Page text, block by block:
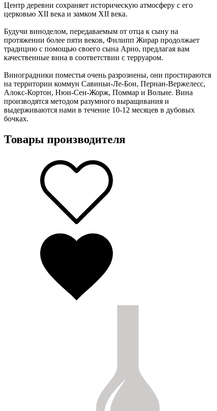
Центр деревни сохраняет историческую атмосферу с его
церковью XII века и замком XII века.
Будучи виноделом, передаваемым от отца к сыну на
протяжении более пяти веков, Филипп Жирар продолжает
традицию с помощью своего сына Арно, предлагая вам
качественные вина в соответствии с терруаром.
Виноградники поместья очень разрознены, они простираются
на территории коммун Савиньи-Ле-Бон, Пернан-Вержелесс,
Алокс-Кортон, Нюи-Сен-Жорж, Поммар и Вольне. Вина
производятся методом разумного выращивания и
выдерживаются нами в течение 10-12 месяцев в дубовых
бочках.
Товары производителя